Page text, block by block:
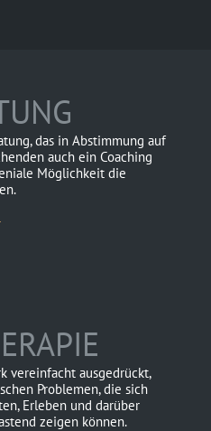
das in Abstimmung auf
auch ein Coaching
Möglichkeit die
vereinfacht ausgedrückt,
Problemen, die sich
Erleben und darüber
zeigen können.